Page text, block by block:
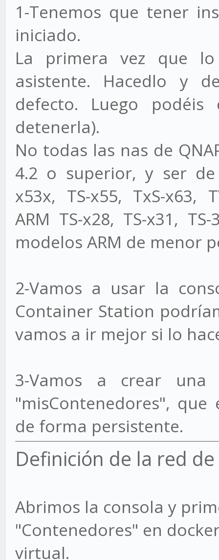
1-Tenemos que tener
iniciado.
La primera vez que
asistente. Hacedlo y
defecto. Luego
detenerla).
No todas las nas de
4.2 o superior, y ser de
x53x, TS-x55, TxS-x63,
ARM TS-x28, TS-x31,
modelos ARM de menor
2-Vamos a usar la
Container Station
vamos a ir mejor si lo
3-Vamos a crear una
"misContenedores",
de forma persistente.
Definición de la red
Abrimos la consola y
"Contenedores" en
virtual.